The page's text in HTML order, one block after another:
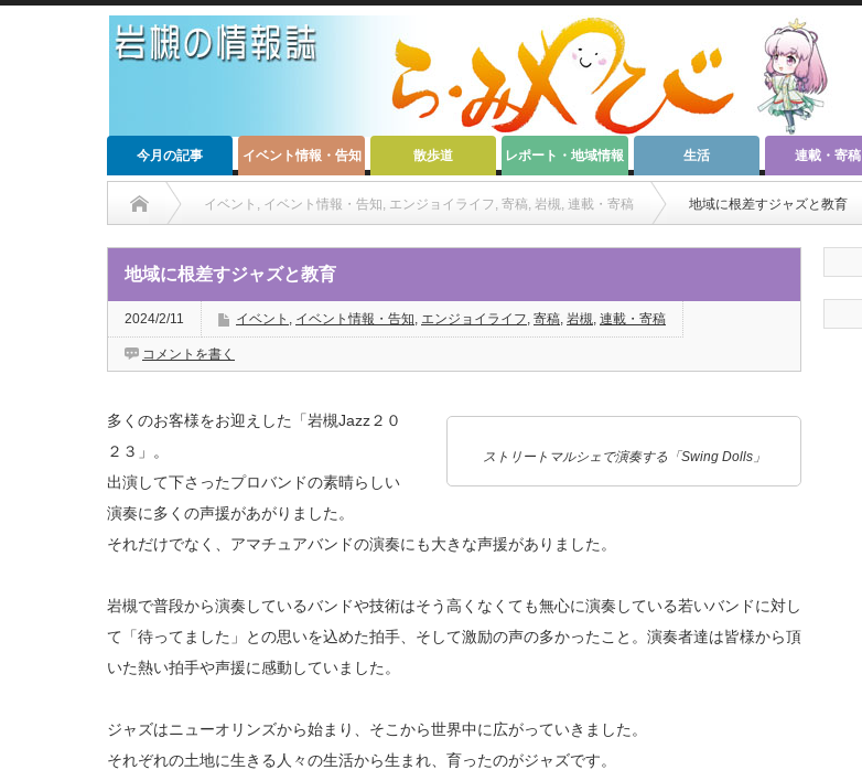
今月の記事 イベント情報・告知 散歩道 レポート・地域情報 生活 連載・寄稿
イベント , イベント情報・告知, エンジョイライフ , 寄稿, 岩槻, 連載・寄稿 地域に根差すジャズと教育
地域に根差すジャズと教育
2024/2/11 イベント , イベント情報・告知, エンジョイライフ, 寄稿, 岩槻, 連載・寄稿
コメントを書く
ストリートマルシェで演奏する「Swing Dolls」
多くのお客様をお迎えした「岩槻Jazz２０
２３」。
出演して下さったプロバンドの素晴らしい
演奏に多くの声援があがりました。
それだけでなく、アマチュアバンドの演奏にも大きな声援がありました。
岩槻で普段から演奏しているバンドや技術はそう高くなくても無心に演奏している若いバンドに対し
て「待ってました」との思いを込めた拍手、そして激励の声の多かったこと。演奏者達は皆様から頂
いた熱い拍手や声援に感動していました。
ジャズはニューオリンズから始まり、そこから世界中に広がっていきました。
それぞれの土地に生きる人々の生活から生まれ、育ったのがジャズです。